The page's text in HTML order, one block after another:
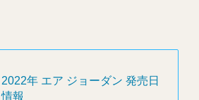
2022年 エア ジョーダン 発売日
情報